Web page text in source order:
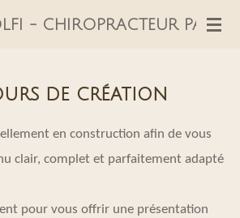
- CHIROPRACTEUR PARIS
de création
en construction afin de vous
clair, complet et parfaitement adapté
pour vous offrir une présentation